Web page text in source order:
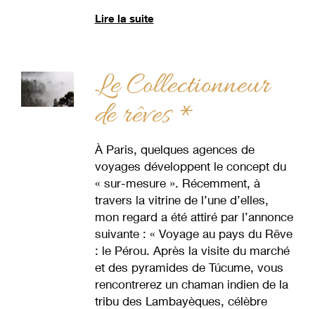
Lire la suite
Le Collectionneur
de rêves *
À Paris, quelques agences de
voyages développent le concept du
« sur-mesure ». Récemment, à
travers la vitrine de l’une d’elles,
mon regard a été attiré par l’annonce
suivante : « Voyage au pays du Rêve
: le Pérou. Après la visite du marché
et des pyramides de Túcume, vous
rencontrerez un chaman indien de la
tribu des Lambayèques, célèbre